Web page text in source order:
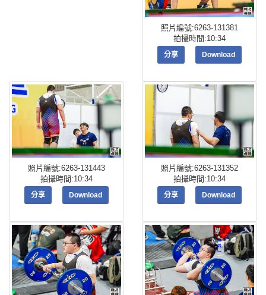
照片編號:6263-131381
拍攝時間:10:34
分享 Download
照片編號:6263-131443
拍攝時間:10:34
分享 Download
照片編號:6263-131352
拍攝時間:10:34
分享 Download